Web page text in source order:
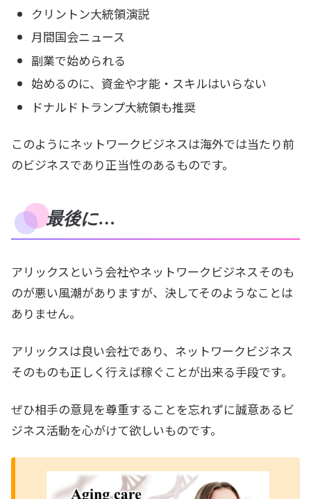
クリントン大統領演説
月間国会ニュース
副業で始められる
始めるのに、資金や才能・スキルはいらない
ドナルドトランプ大統領も推奨
このようにネットワークビジネスは海外では当たり前
のビジネスであり正当性のあるものです。
最後に…
アリックスという会社やネットワークビジネスそのも
のが悪い風潮がありますが、決してそのようなことは
ありません。
アリックスは良い会社であり、ネットワークビジネス
そのものも正しく行えば稼ぐことが出来る手段です。
ぜひ相手の意見を尊重することを忘れずに誠意あるビ
ジネス活動を心がけて欲しいものです。